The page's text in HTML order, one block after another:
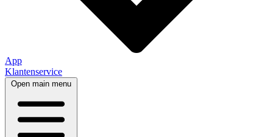
App
Klantenservice
Open main menu